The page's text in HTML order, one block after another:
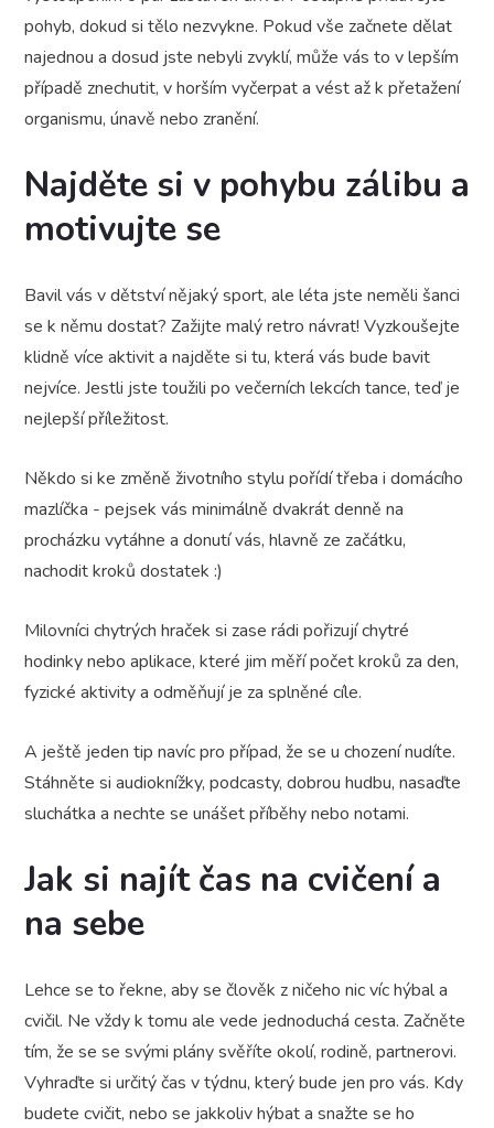
pohyb, dokud si tělo nezvykne. Pokud vše začnete dělat
najednou a dosud jste nebyli zvyklí, může vás to v lepším
případě znechutit, v horším vyčerpat a vést až k přetažení
organismu, únavě nebo zranění.
Najděte si v pohybu zálibu a
motivujte se
Bavil vás v dětství nějaký sport, ale léta jste neměli šanci
se k němu dostat? Zažijte malý retro návrat! Vyzkoušejte
klidně více aktivit a najděte si tu, která vás bude bavit
nejvíce. Jestli jste toužili po večerních lekcích tance, teď je
nejlepší příležitost.
Někdo si ke změně životního stylu pořídí třeba i domácího
mazlíčka - pejsek vás minimálně dvakrát denně na
procházku vytáhne a donutí vás, hlavně ze začátku,
nachodit kroků dostatek :)
Milovníci chytrých hraček si zase rádi pořizují chytré
hodinky nebo aplikace, které jim měří počet kroků za den,
fyzické aktivity a odměňují je za splněné cíle.
A ještě jeden tip navíc pro případ, že se u chození nudíte.
Stáhněte si audioknížky, podcasty, dobrou hudbu, nasaďte
sluchátka a nechte se unášet příběhy nebo notami.
Jak si najít čas na cvičení a
na sebe
Lehce se to řekne, aby se člověk z ničeho nic víc hýbal a
cvičil. Ne vždy k tomu ale vede jednoduchá cesta. Začněte
tím, že se se svými plány svěříte okolí, rodině, partnerovi.
Vyhraďte si určitý čas v týdnu, který bude jen pro vás. Kdy
budete cvičit, nebo se jakkoliv hýbat a snažte se ho